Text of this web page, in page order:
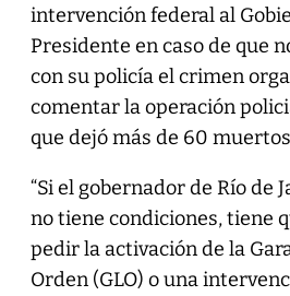
intervención federal al
Presidente en caso de que
con su policía el crimen
comentar la operación
que dejó más de 60
“Si el gobernador de Río de
no tiene condiciones, tiene
pedir la activación de la
Orden (GLO) o una